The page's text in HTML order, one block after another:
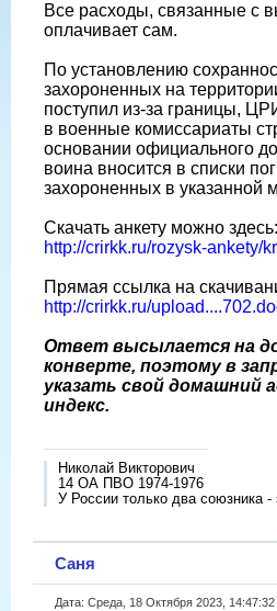
Все расходы, связанные с
оплачивает сам.
По установлению
захороненных на
поступил из-за границы,
в военные комиссариаты
основании официального
воина вносится в списки
захороненных в указанной
Скачать анкету можно здесь:
http://crirkk.ru/rozysk-ankety/
Прямая ссылка на
http://crirkk.ru/
Ответ высылается на
конверте, поэтому в
указать свой домашний
индекс.
Николай Викторович
14 ОА ПВО 1974-1976
У России только два союзника
Саня
Дата: Среда, 18 Октября 2023,